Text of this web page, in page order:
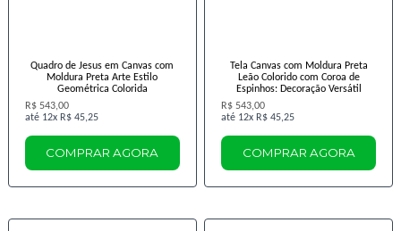
Quadro de Jesus em Canvas com
Moldura Preta Arte Estilo
Geométrica Colorida
R$ 543,00
12x R$ 45,25
COMPRAR AGORA
Tela Canvas com Moldura Preta
Leão Colorido com Coroa de
Espinhos: Decoração Versátil
R$ 543,00
12x R$ 45,25
COMPRAR AGORA